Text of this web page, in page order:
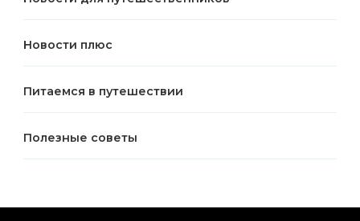
Новости плюс
Питаемся в путешествии
Полезные советы